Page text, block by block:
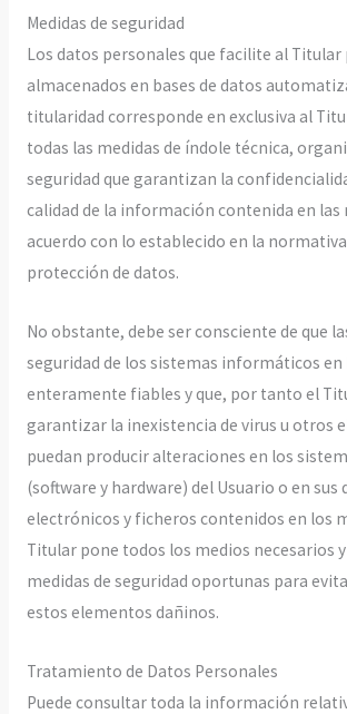
Medidas de seguridad
Los datos personales que facilite al Titular
almacenados en bases de datos
titularidad corresponde en exclusiva al
todas las medidas de índole técnica,
seguridad que garantizan la
calidad de la información contenida en las
acuerdo con lo establecido en la
protección de datos.
No obstante, debe ser consciente de que
seguridad de los sistemas informáticos
enteramente fiables y que, por tanto el
garantizar la inexistencia de virus u otros
puedan producir alteraciones en los
(software y hardware) del Usuario o en sus
electrónicos y ficheros contenidos en los
Titular pone todos los medios necesarios
medidas de seguridad oportunas para
estos elementos dañinos.
Tratamiento de Datos Personales
Puede consultar toda la información